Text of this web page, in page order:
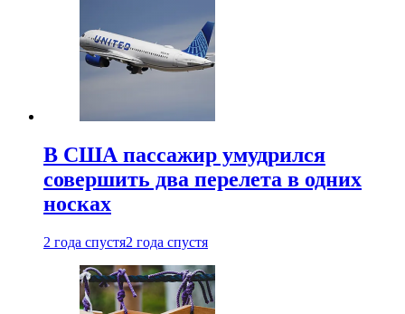
В США пассажир умудрился
совершить два перелета в одних
носках
2 года спустя2 года спустя